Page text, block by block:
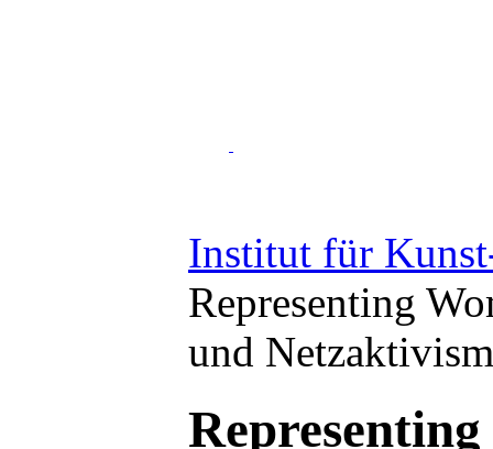
Institut für
Representing
und